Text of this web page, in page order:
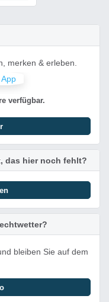
merken & erleben.
verfügbar.
das hier noch fehlt?
bleiben Sie auf dem